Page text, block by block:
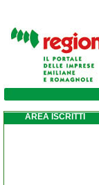
raccolta-
conto-terzi
AREA ISCRITTI